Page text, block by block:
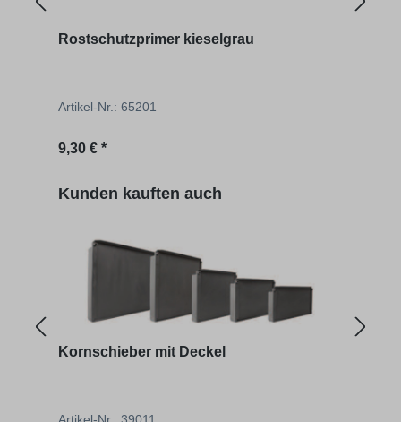
Rostschutzprimer kieselgrau
Artikel-Nr.: 65201
Regulärer Preis:
9,30 € *
Produktgalerie überspringen
Kunden kauften auch
Kornschieber mit Deckel
Artikel-Nr.: 39011